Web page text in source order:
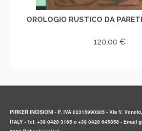
OROLOGIO RUSTICO DA
120,00 €
PIRKER INCISIONI - P. IVA 02315990305 - Via V.
ITALY - Tel. +39 0428 3165 o +39 0428 645858 -